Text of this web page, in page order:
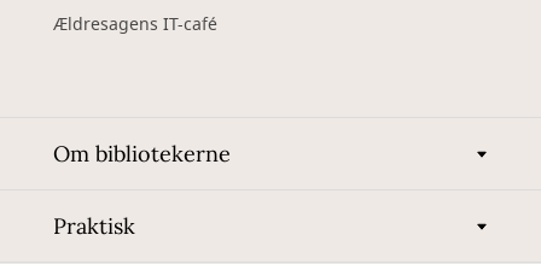
Ældresagens IT-café
Om bibliotekerne
Praktisk